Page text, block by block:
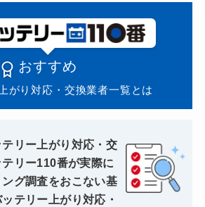
おすすめ
がり対応・交換業者一覧とは
リー上がり対応・交
リー110番が実際に
グ調査をおこない基
テリー上がり対応・